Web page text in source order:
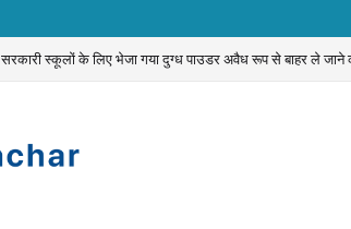
सरकारी स्कूलों के लिए भेजा गया दुग्ध पाउडर अवैध रूप से बाहर ले जाने
चलती ट्रेन से 3 करोड़ का गोल्ड चोरी प्रकरण का खुलासा: नवलगढ़